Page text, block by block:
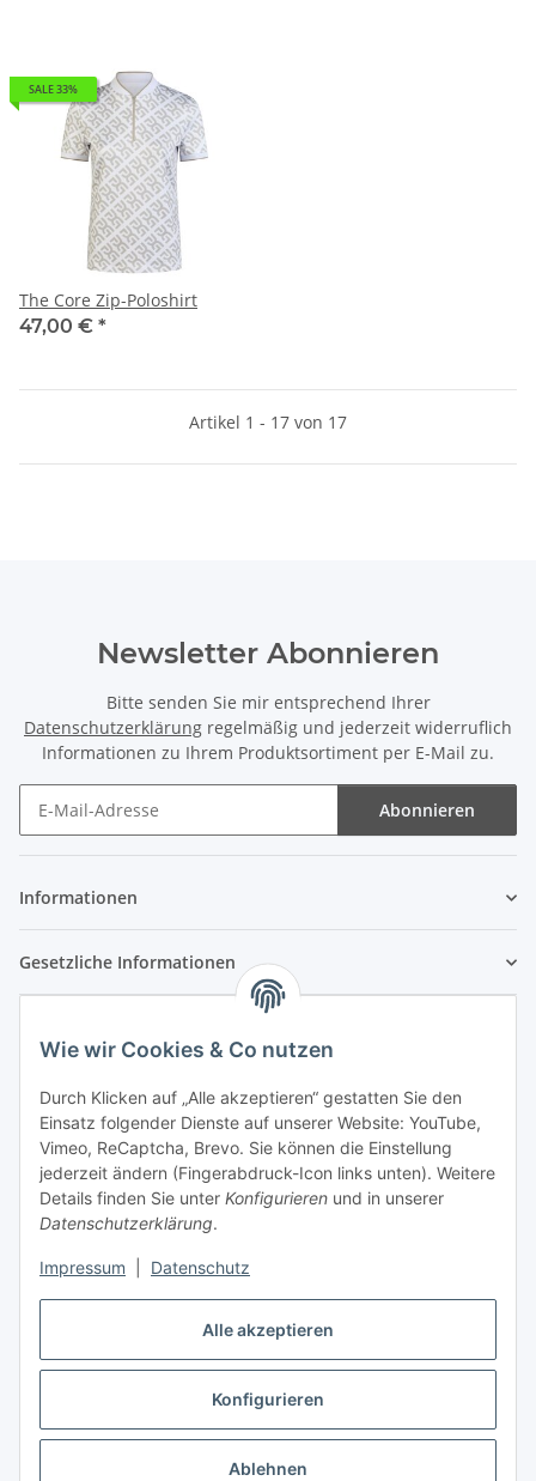
Alle akzeptieren
Konfigurieren
Ablehnen
Wie wir Cookies & Co nutzen
Durch Klicken auf „Alle akzeptieren“ gestatten Sie den
Einsatz folgender Dienste auf unserer Website: YouTube,
Vimeo, ReCaptcha, Brevo. Sie können die Einstellung
jederzeit ändern (Fingerabdruck-Icon links unten). Weitere
Details finden Sie unter Konfigurieren und in unserer
Datenschutzerklärung.
Impressum Datenschutz
SALE 33%
The Core Zip-Poloshirt
47,00 € *
Artikel 1 - 17 von 17
Newsletter Abonnieren
Bitte senden Sie mir entsprechend Ihrer
Datenschutzerklärung regelmäßig und jederzeit widerruflich
Informationen zu Ihrem Produktsortiment per E-Mail zu.
Abonnieren
Informationen
Gesetzliche Informationen
Vertrag widerrufen
* Alle Preise inkl. gesetzlicher USt., zzgl.Versand